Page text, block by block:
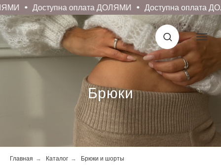
Доступна оплата ДОЛЯМИ Доступна оплата
Брюки
Главная → Каталог → Брюки и шорты